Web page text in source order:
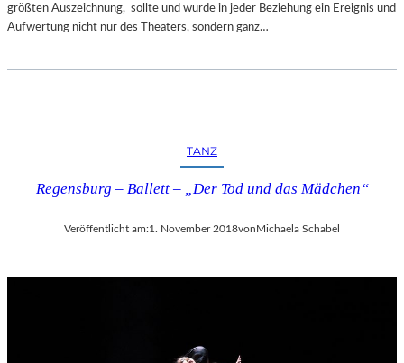
größten Auszeichnung, sollte und wurde in jeder Beziehung ein Ereignis und
Aufwertung nicht nur des Theaters, sondern ganz…
TANZ
Regensburg – Ballett – „Der Tod und das Mädchen“
Veröffentlicht am:1. November 2018vonMichaela Schabel